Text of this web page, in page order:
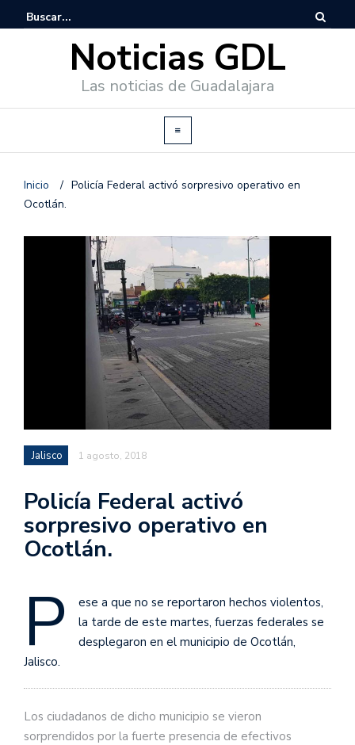
Noticias GDL
Las noticias de Guadalajara
Inicio / Policía Federal activó sorpresivo operativo en
Ocotlán.
Jalisco 1 agosto, 2018
Policía Federal activó
sorpresivo operativo en
Ocotlán.
P
ese a que no se reportaron hechos violentos,
la tarde de este martes, fuerzas federales se
desplegaron en el municipio de Ocotlán,
Jalisco.
Los ciudadanos de dicho municipio se vieron
sorprendidos por la fuerte presencia de efectivos